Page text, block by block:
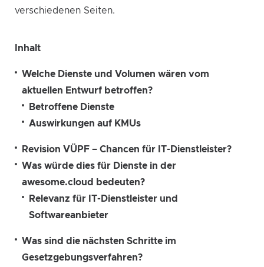
verschiedenen Seiten.
Inhalt
Welche Dienste und Volumen wären vom
aktuellen Entwurf betroffen?
Betroffene Dienste
Auswirkungen auf KMUs
Revision VÜPF – Chancen für IT-Dienstleister?
Was würde dies für Dienste in der
awesome.cloud bedeuten?
Relevanz für IT-Dienstleister und
Softwareanbieter
Was sind die nächsten Schritte im
Gesetzgebungsverfahren?